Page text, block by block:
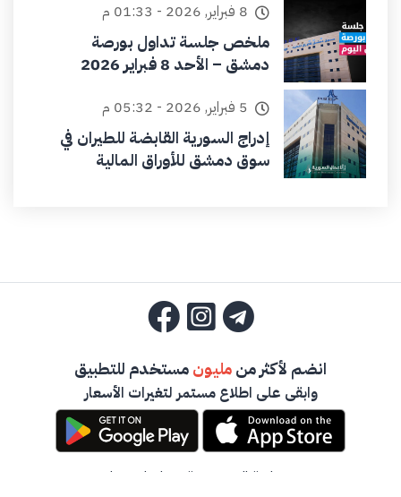
8 فبراير, 2026 - 01:33 م
ملخص جلسة تداول بورصة
دمشق – الأحد 8 فبراير 2026
5 فبراير, 2026 - 05:32 م
إدراج السورية القابضة للطيران في
سوق دمشق للأوراق المالية
انضم لأكثر منمليونمستخدم للتطبيق
وابقى على اطلاع مستمر لتغيرات الأسعار
سياسة الخصوصية
تواصل معنا